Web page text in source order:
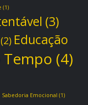
(1)
(3)
(2) Educação
(4)
Sabedoria Emocional (1)